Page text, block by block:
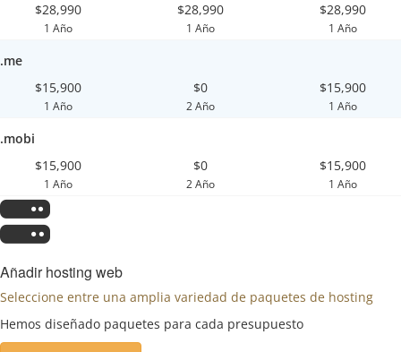
$28,990
1 Año
$28,990
1 Año
$28,990
1 Año
.me
$15,900
1 Año
$0
2 Año
$15,900
1 Año
.mobi
$15,900
1 Año
$0
2 Año
$15,900
1 Año
Añadir hosting web
Seleccione entre una amplia variedad de paquetes de hosting
Hemos diseñado paquetes para cada presupuesto